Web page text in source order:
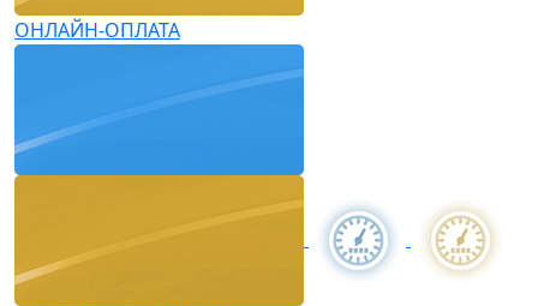
ОНЛАЙН-ОПЛАТА